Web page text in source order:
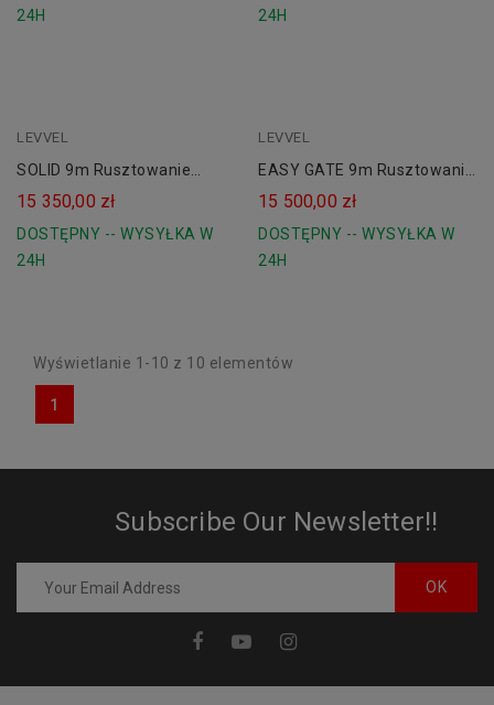
24H
24H
LEVVEL
SOLID 9m Rusztowanie
Aluminiowe Jezdne LEVVEL
900
15 350,00 zł
DOSTĘPNY -- WYSYŁKA W
24H
LEVVEL
EASY GATE 9m Rusztowanie
Aluminiowe Jezdne 900
LEVVEL
15 500,00 zł
DOSTĘPNY -- WYSYŁKA W
24H
Wyświetlanie 1-10 z 10 elementów
1
Subscribe Our Newsletter!!